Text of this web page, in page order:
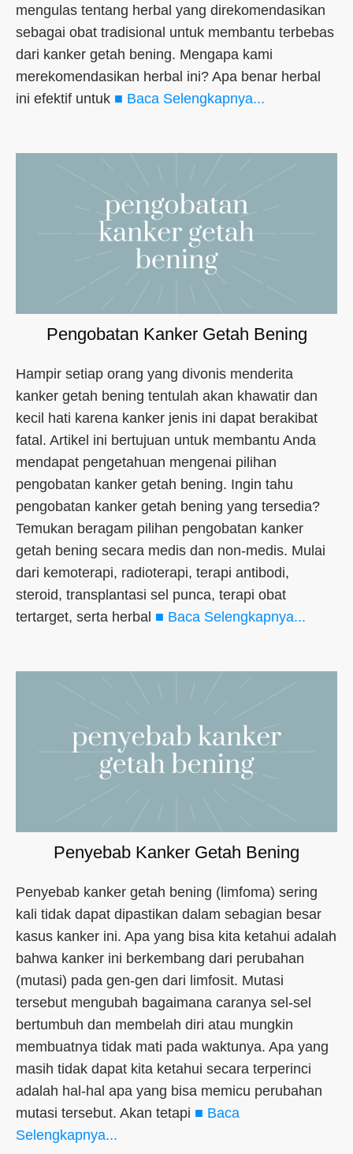
mengulas tentang herbal yang direkomendasikan
sebagai obat tradisional untuk membantu terbebas
dari kanker getah bening. Mengapa kami
merekomendasikan herbal ini? Apa benar herbal
ini efektif untuk ■ Baca Selengkapnya...
Pengobatan Kanker Getah Bening
Hampir setiap orang yang divonis menderita
kanker getah bening tentulah akan khawatir dan
kecil hati karena kanker jenis ini dapat berakibat
fatal. Artikel ini bertujuan untuk membantu Anda
mendapat pengetahuan mengenai pilihan
pengobatan kanker getah bening. Ingin tahu
pengobatan kanker getah bening yang tersedia?
Temukan beragam pilihan pengobatan kanker
getah bening secara medis dan non-medis. Mulai
dari kemoterapi, radioterapi, terapi antibodi,
steroid, transplantasi sel punca, terapi obat
tertarget, serta herbal ■ Baca Selengkapnya...
Penyebab Kanker Getah Bening
Penyebab kanker getah bening (limfoma) sering
kali tidak dapat dipastikan dalam sebagian besar
kasus kanker ini. Apa yang bisa kita ketahui adalah
bahwa kanker ini berkembang dari perubahan
(mutasi) pada gen-gen dari limfosit. Mutasi
tersebut mengubah bagaimana caranya sel-sel
bertumbuh dan membelah diri atau mungkin
membuatnya tidak mati pada waktunya. Apa yang
masih tidak dapat kita ketahui secara terperinci
adalah hal-hal apa yang bisa memicu perubahan
mutasi tersebut. Akan tetapi ■ Baca
Selengkapnya...